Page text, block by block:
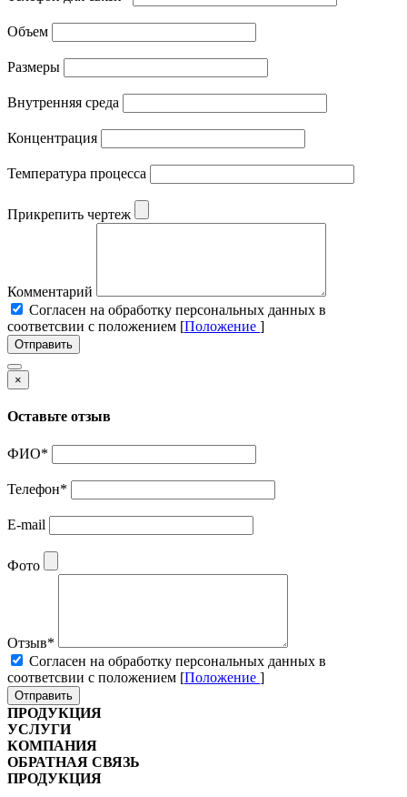
Объем
Размеры
Внутренняя среда
Концентрация
Температура процесса
Прикрепить чертеж
Комментарий
Cогласен на обработку персональных данных в
соответсвии с положением [Положение ]
Отправить
×
Оставьте отзыв
ФИО*
Телефон*
E-mail
Фото
Отзыв*
Cогласен на обработку персональных данных в
соответсвии с положением [Положение ]
Отправить
ПРОДУКЦИЯ
УСЛУГИ
КОМПАНИЯ
ОБРАТНАЯ СВЯЗЬ
ПРОДУКЦИЯ